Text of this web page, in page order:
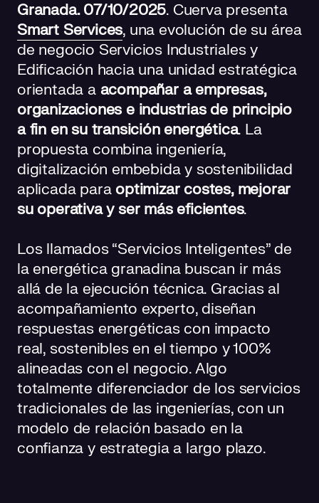
Granada. 07/10/2025. Cuerva presenta
Smart Services, una evolución de su área
de negocio Servicios Industriales y
Edificación hacia una unidad estratégica
orientada a acompañar a empresas,
organizaciones e industrias de principio
a fin en su transición energética. La
propuesta combina ingeniería,
digitalización embebida y sostenibilidad
aplicada para optimizar costes, mejorar
su operativa y ser más eficientes.
Los llamados “Servicios Inteligentes” de
la energética granadina buscan ir más
allá de la ejecución técnica. Gracias al
acompañamiento experto, diseñan
respuestas energéticas con impacto
real, sostenibles en el tiempo y 100%
alineadas con el negocio. Algo
totalmente diferenciador de los servicios
tradicionales de las ingenierías, con un
modelo de relación basado en la
confianza y estrategia a largo plazo.